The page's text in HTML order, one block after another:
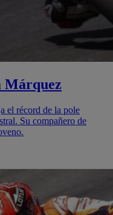
Márquez
el récord de la pole
Su compañero de